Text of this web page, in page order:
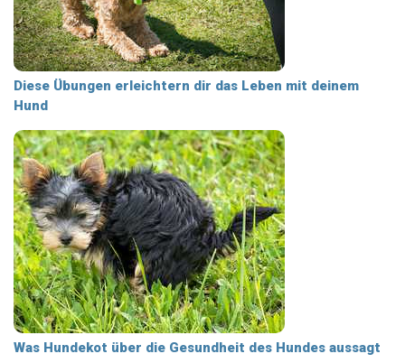
Diese Übungen erleichtern dir das Leben mit deinem
Hund
Was Hundekot über die Gesundheit des Hundes aussagt